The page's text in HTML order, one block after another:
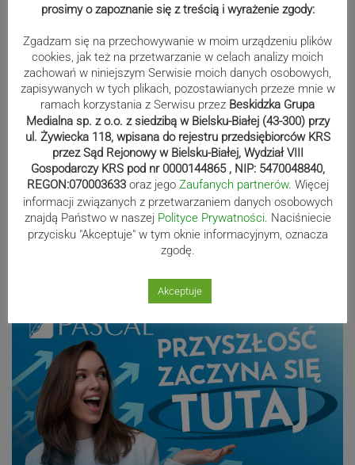
lipcu ponad 400 osób w
zebrzydowickim urzędzie
Koniec skoczowskiej „Syberii”.
Budynek zostanie rozebrany
Kolorowe mozaiki ozdobiły bielskie
chodniki. Gdzie ich szukać?
prosimy o zapoznanie się z treścią i wyrażenie zgody:
Zgadzam się na przechowywanie w moim urządzeniu plików
cookies, jak też na przetwarzanie w celach analizy moich
zachowań w niniejszym Serwisie moich danych osobowych,
zapisywanych w tych plikach, pozostawianych przeze mnie w
ramach korzystania z Serwisu przez Beskidzka Grupa
Medialna sp. z o.o. z siedzibą w Bielsku-Białej (43-300) przy
ul. Żywiecka 118, wpisana do rejestru przedsiębiorców KRS
przez Sąd Rejonowy w Bielsku-Białej, Wydział VIII
Gospodarczy KRS pod nr 0000144865 , NIP: 5470048840,
REGON:070003633 oraz jego Zaufanych partnerów. Więcej
informacji związanych z przetwarzaniem danych osobowych
znajdą Państwo w naszej Polityce Prywatności. Naciśniecie
przycisku "Akceptuje" w tym oknie informacyjnym, oznacza
zgodę.
Akceptuje